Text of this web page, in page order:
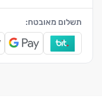
תשלום מאובטח: